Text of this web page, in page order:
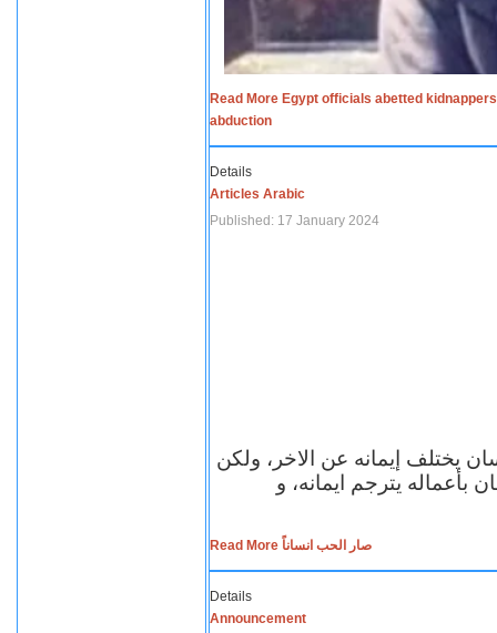
Read More Egypt officials abetted
abduction
Details
Articles Arabic
Published: 17 January 2024
يختلف إيمانه عن الاخر، ولكن
بأعماله يترجم ايمانه، و
Read More صار الحب انساناً
Details
Announcement